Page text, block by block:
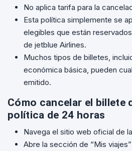
No aplica tarifa para la
Esta política simplemente se
elegibles que están
de jetblue Airlines.
Muchos tipos de billetes,
económica básica, pueden
emitido.
Cómo cancelar el billete
política de 24 horas
Navega el sitio web oficial de
Abre la sección de “Mis viajes”